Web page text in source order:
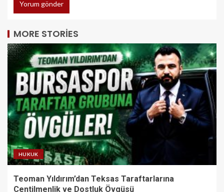
MORE STORIES
HUKUK
Teoman Yıldırım’dan Teksas Taraftarlarına
Centilmenlik ve Dostluk Övgüsü